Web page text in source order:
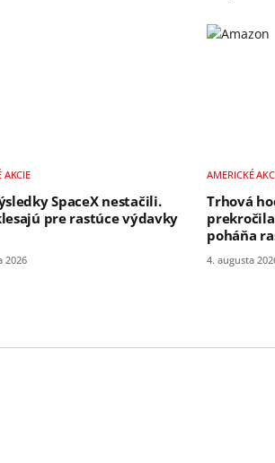
AKCIE
SpaceX nestačili.
pre rastúce výdavky
2026
AMERICKÉ
Trhová
poháňa
4. augusta